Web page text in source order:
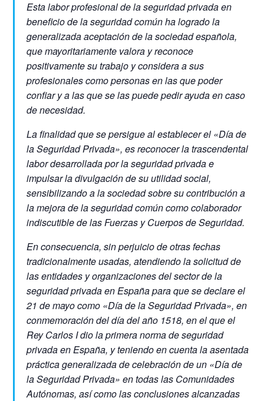
Esta labor profesional de la seguridad privada en
beneficio de la seguridad común ha logrado la
generalizada aceptación de la sociedad española,
que mayoritariamente valora y reconoce
positivamente su trabajo y considera a sus
profesionales como personas en las que poder
confiar y a las que se las puede pedir ayuda en caso
de necesidad.
La finalidad que se persigue al establecer el «Día de
la Seguridad Privada», es reconocer la trascendental
labor desarrollada por la seguridad privada e
impulsar la divulgación de su utilidad social,
sensibilizando a la sociedad sobre su contribución a
la mejora de la seguridad común como colaborador
indiscutible de las Fuerzas y Cuerpos de Seguridad.
En consecuencia, sin perjuicio de otras fechas
tradicionalmente usadas, atendiendo la solicitud de
las entidades y organizaciones del sector de la
seguridad privada en España para que se declare el
21 de mayo como «Día de la Seguridad Privada», en
conmemoración del día del año 1518, en el que el
Rey Carlos I dio la primera norma de seguridad
privada en España, y teniendo en cuenta la asentada
práctica generalizada de celebración de un «Día de
la Seguridad Privada» en todas las Comunidades
Autónomas, así como las conclusiones alcanzadas